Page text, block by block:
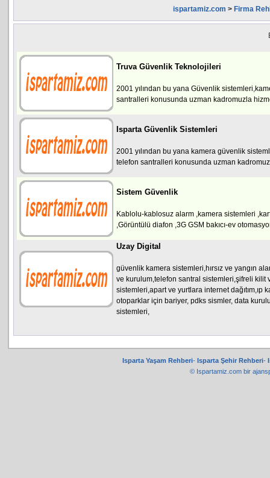
ispartamiz.com > Firma
Truva Güvenlik Teknolojileri
2001 yılından bu yana Güvenlik
santralleri konusunda uzman kadromuzla
Isparta Güvenlik Sistemleri
2001 yılından bu yana kamera güvenlik
telefon santralleri konusunda uzman
Sistem Güvenlik
Kablolu-kablosuz alarm ,kamera sistemleri
,Görüntülü diafon ,3G GSM bakıcı-ev
Uzay Digital
güvenlik kamera sistemleri,hırsız ve yangın
ve kurulum,telefon santral sistemleri,şifreli kilit
sistemleri,apart ve yurtlara internet dağıtım,ıp
otoparklar için bariyer, pdks sismler, data
sistemleri,
Isparta Yaşam Rehberi- Isparta Şehir Rehberi-
© Ispartamiz.com bir